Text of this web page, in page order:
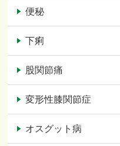
便秘
下痢
股関節痛
変形性膝関節症
オスグット病